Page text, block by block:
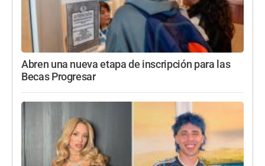
Abren una nueva etapa de inscripción para las
Becas Progresar